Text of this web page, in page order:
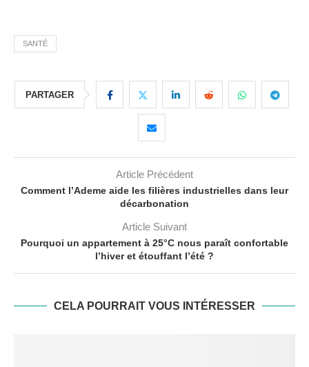
SANTÉ
PARTAGER
Article Précédent
Comment l’Ademe aide les filières industrielles dans leur
décarbonation
Article Suivant
Pourquoi un appartement à 25°C nous paraît confortable
l’hiver et étouffant l’été ?
CELA POURRAIT VOUS INTÉRESSER